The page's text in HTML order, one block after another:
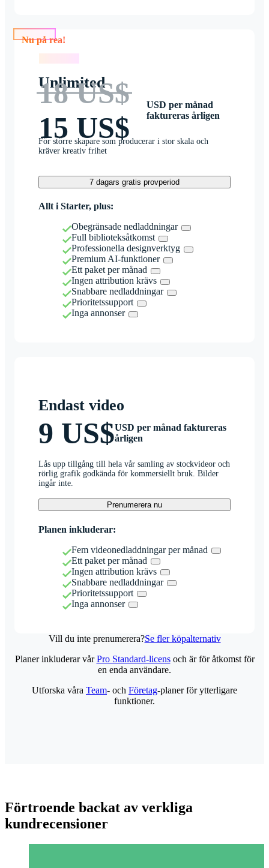
Nu på rea!
Unlimited
18 US$
15 US$
USD per månad
faktureras årligen
För större skapare som producerar i stor skala och
kräver kreativ frihet
7 dagars gratis provperiod
Allt i Starter, plus:
Obegränsade nedladdningar
Full biblioteksåtkomst
Professionella designverktyg
Premium AI-funktioner
Ett paket per månad
Ingen attribution krävs
Snabbare nedladdningar
Prioritetssupport
Inga annonser
Endast video
9 US$USD per månad faktureras
årligen
Lås upp tillgång till hela vår samling av stockvideor och
rörlig grafik godkända för kommersiellt bruk. Bilder
ingår inte.
Prenumerera nu
Planen inkluderar:
Fem videonedladdningar per månad
Ett paket per månad
Ingen attribution krävs
Snabbare nedladdningar
Prioritetssupport
Inga annonser
Vill du inte prenumerera?Se fler köpalternativ
Planer inkluderar vårPro Standard-licensoch är för åtkomst för
en enda användare.
Utforska våra Team- och Företag-planer för ytterligare
funktioner.
Förtroende backat av verkliga
kundrecensioner